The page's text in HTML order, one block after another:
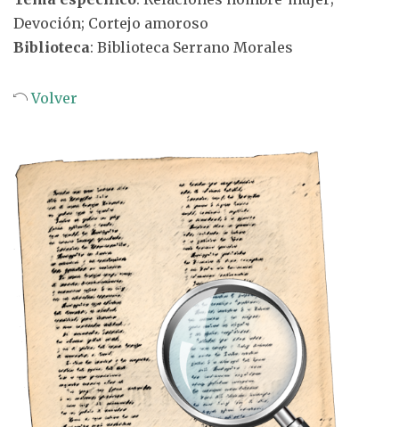
Devoción; Cortejo amoroso
Biblioteca: Biblioteca Serrano Morales
Volver